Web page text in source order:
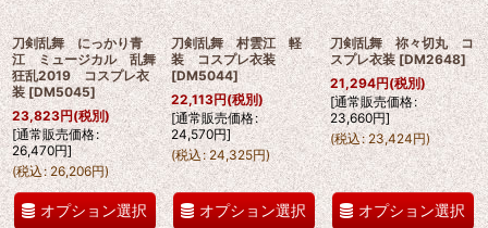
刀剣乱舞 にっかり青
江 ミュージカル 乱舞
狂乱2019 コスプレ衣
装 [DM5045]
23,823円(税別)
[通常販売価格:
26,470円]
(税込: 26,206円)
オプション選択
刀剣乱舞 村雲江 軽
装 コスプレ衣装
[DM5044]
22,113円(税別)
[通常販売価格:
24,570円]
(税込: 24,325円)
オプション選択
刀剣乱舞 祢々切丸 コ
スプレ衣装 [DM2648]
21,294円(税別)
[通常販売価格:
23,660円]
(税込: 23,424円)
オプション選択